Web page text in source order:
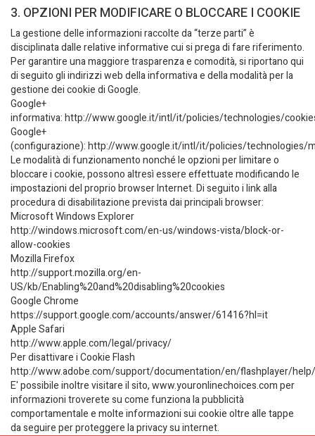
3. OPZIONI PER MODIFICARE O BLOCCARE I COOKIE
La gestione delle informazioni raccolte da “terze parti” è
disciplinata dalle relative informative cui si prega di fare riferimento.
Per garantire una maggiore trasparenza e comodità, si riportano qui
di seguito gli indirizzi web della informativa e della modalità per la
gestione dei cookie di Google.
Google+
informativa: http://www.google.it/intl/it/policies/technologies/
Google+
(configurazione): http://www.google.it/intl/it/policies/technologies/
Le modalità di funzionamento nonché le opzioni per limitare o
bloccare i cookie, possono altresì essere effettuate modificando le
impostazioni del proprio browser Internet. Di seguito i link alla
procedura di disabilitazione prevista dai principali browser:
Microsoft Windows Explorer
http://windows.microsoft.com/en-us/windows-vista/block-or-
allow-cookies
Mozilla Firefox
http://support.mozilla.org/en-
US/kb/Enabling%20and%20disabling%20cookies
Google Chrome
https://support.google.com/accounts/answer/61416?hl=it
Apple Safari
http://www.apple.com/legal/privacy/
Per disattivare i Cookie Flash
http://www.adobe.com/support/documentation/en/flashplayer/help/
E' possibile inoltre visitare il sito, www.youronlinechoices.com per
informazioni troverete su come funziona la pubblicità
comportamentale e molte informazioni sui cookie oltre alle tappe
da seguire per proteggere la privacy su internet.